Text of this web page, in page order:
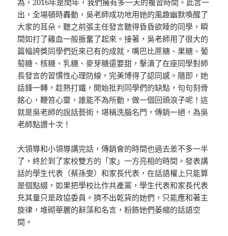
為，2016年是閏年，我們擁有多一天的複習時間。此言一
出，全場頓時轟動，吳老師成功地用她的風趣幽默喚醒了
大家的耳朵。聽之前張主任發言聽得昏昏欲睡的同學，瞬
間如打了雞血一般振奮了起來。接著，吳老師用了很大的
篇幅誇獎同學們近來已有的成就，嘴巴比蔗糖、果糖、葡
萄糖、核糖、乳糖、麥芽糖還要甜，擊潰了在座同學對師
長發言的習慣性心理防線，完美博得了認同感。隨即，她
話鋒一轉，趁熱打鐵，開始批判同學們的缺點，句句刻骨
銘心，鞭笞心靈，誰能不為所動，做一個回頭浪子呢！這
就是吳老師的說話藝術，堪稱洗腦名門，傳銷一絕，為吳
老師點讚十次！
大領導和小領導講完話，傳銷會的時間也過去差不多一半
了，終於到了家校雙方的「家」一方亮相的時間。發表講
話的學生代表（蔡孫雯）和家長代表，在話語權上只能算
是個點綴，如果把學校比作共產黨，學生代表和家長代表
充其量只是政協委員。擠不出乾貨的她們，只能應和著主
旋律，堆砌華麗的辭藻和名言，粉飾她們萎縮的話語空
間。